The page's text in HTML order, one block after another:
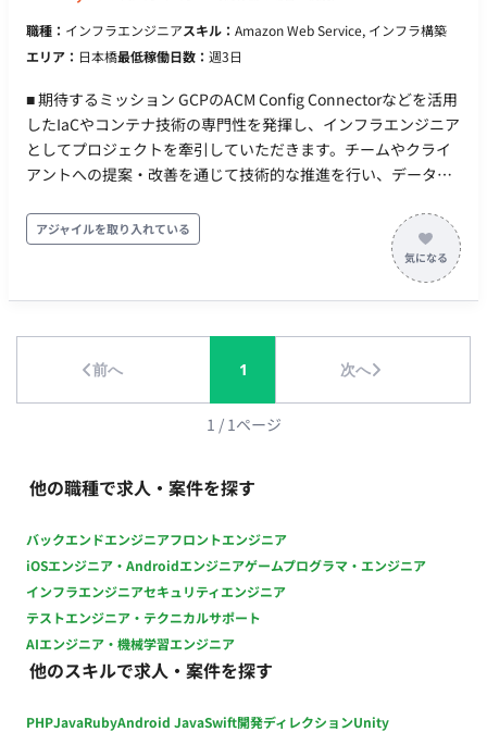
談事項があり、ディスカッションを行う場合は日中に実施させ
ていただきます。 PC：持参（OS指定なし）
職種： インフラエンジニアスキル： Amazon Web Service, インフラ構築
エリア： 日本橋最低稼働日数： 週3日
■ 期待するミッション GCPのACM Config Connectorなどを活用
したIaCやコンテナ技術の専門性を発揮し、インフラエンジニア
としてプロジェクトを牽引していただきます。チームやクライ
アントへの提案・改善を通じて技術的な推進を行い、データ基
す。 ■ 業務内容・担当工程 【クラウドインフラ領域の設計・構
築・保守】 クライアントの開発プロジェクトにおいて、GCPを
中心としたクラウドインフラ領域の設計、構築、保守を担当し
ます。 【SRE領域の改善・提案業務】 サーバー料金の最適化や
Java FW：Terraform, Anthos Config Management DB：
PostgreSQL, BigQuery インフラ：GKE, Cloud Run, Cloud
等で出社が発生する場合があります）
アジャイルを取り入れている
前へ 1 次へ
1 / 1ページ
他の職種で求人・案件を探す
バックエンドエンジニアフロントエンジニア
iOSエンジニア・Androidエンジニアゲームプログラマ・エンジニア
インフラエンジニアセキュリティエンジニア
テストエンジニア・テクニカルサポート
AIエンジニア・機械学習エンジニア
他のスキルで求人・案件を探す
PHPJavaRubyAndroid JavaSwift開発ディレクションUnity